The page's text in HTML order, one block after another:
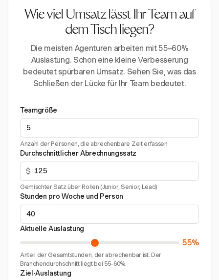
Wie viel Umsatz lässt Ihr Team auf
dem Tisch liegen?
Die meisten Agenturen arbeiten mit 55–60%
Auslastung. Schon eine kleine Verbesserung
bedeutet spürbaren Umsatz. Sehen Sie, was das
Schließen der Lücke für Ihr Team bedeutet.
Teamgröße
Anzahl der Personen, die abrechenbare Zeit erfassen
Durchschnittlicher Abrechnungssatz
$
Gemischter Satz über Rollen (Junior, Senior, Lead)
Stunden pro Woche und Person
Aktuelle Auslastung
55%
Anteil der Gesamtstunden, der abrechenbar ist. Der
Branchendurchschnitt liegt bei 55–60%.
Ziel-Auslastung